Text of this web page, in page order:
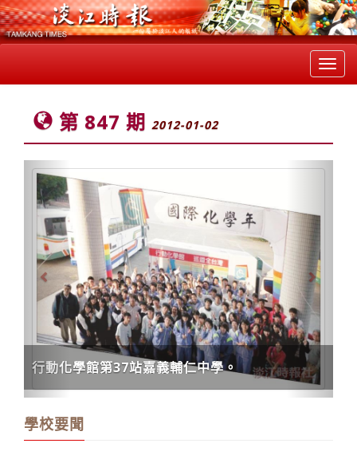
第 847 期 2012-01-02
行動化學館第37站嘉義輔仁中學。
Previous Next
學校要聞